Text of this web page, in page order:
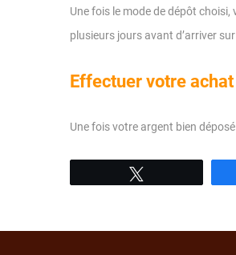
Une fois le mode de dépôt
plusieurs jours avant d’arriver
Effectuer votre
Une fois votre argent bien